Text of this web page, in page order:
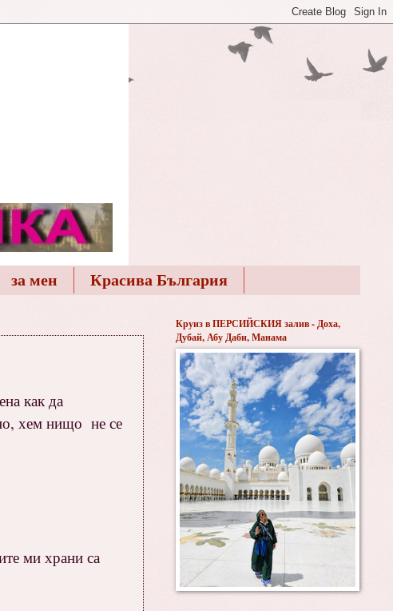
за мен Красива България
как да
хем нищо не се
ми храни са
Круиз в ПЕРСИЙСКИЯ залив - Доха,
Дубай, Абу Даби, Манама